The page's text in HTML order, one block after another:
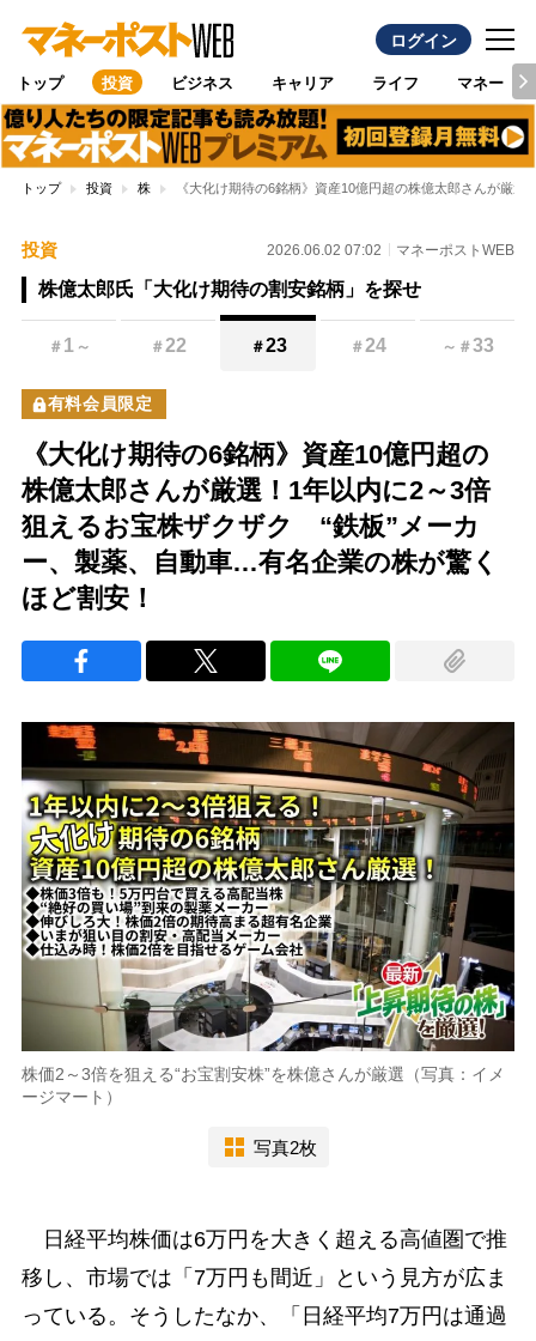
ログイン
トップ 投資 ビジネス キャリア ライフ マネー
トップ 投資 株 《大化け期待の6銘柄》資産10億円超の株億太郎さんが厳
投資 2026.06.02 07:02 マネーポストWEB
株億太郎氏「大化け期待の割安銘柄」を探せ
＃ 1 ～ ＃22 ＃23 ＃24 ～ ＃33
有料会員限定
《大化け期待の6銘柄》資産10億円超の
株億太郎さんが厳選！1年以内に2～3倍
狙えるお宝株ザクザク “鉄板”メーカ
ー、製薬、自動車…有名企業の株が驚く
ほど割安！
株価2～3倍を狙える“お宝割安株”を株億さんが厳選（写真：イメ
ージマート）
写真2枚
日経平均株価は6万円を大きく超える高値圏で推
移し、市場では「7万円も間近」という見方が広ま
っている。そうしたなか、「日経平均7万円は通過